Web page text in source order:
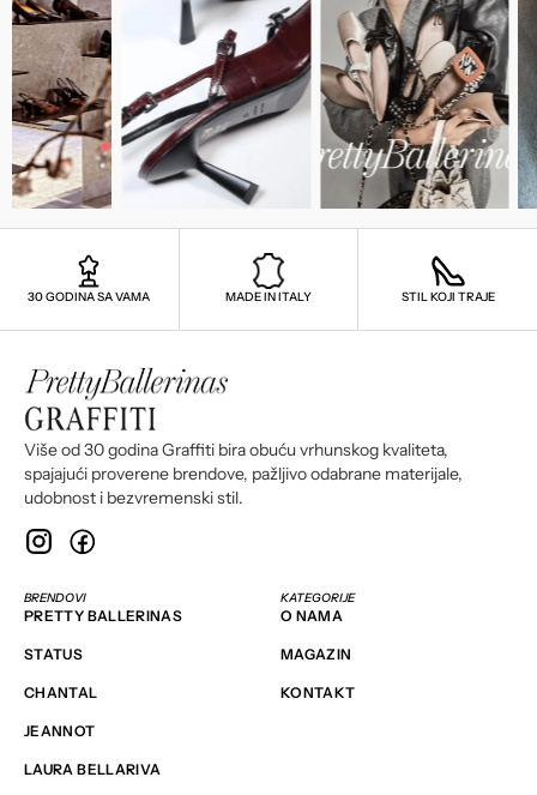
30 GODINA SA VAMA MADE IN ITALY STIL KOJI TRAJE
Više od 30 godina Graffiti bira obuću vrhunskog kvaliteta,
spajajući proverene brendove, pažljivo odabrane materijale,
udobnost i bezvremenski stil.
BRENDOVI
PRETTY BALLERINAS
STATUS
CHANTAL
JEANNOT
LAURA BELLARIVA
KATEGORIJE
O NAMA
MAGAZIN
KONTAKT